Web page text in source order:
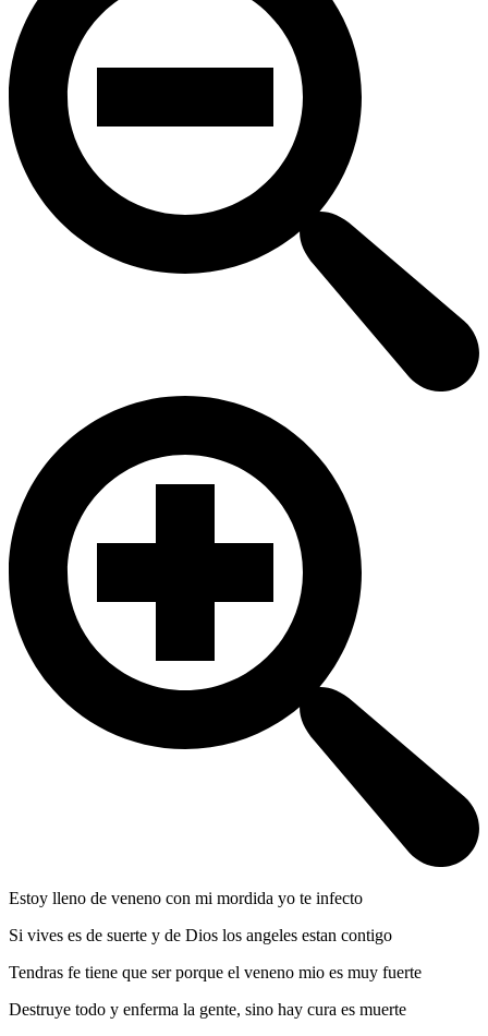
Estoy lleno de veneno con mi mordida yo te infecto
Si vives es de suerte y de Dios los angeles estan contigo
Tendras fe tiene que ser porque el veneno mio es muy fuerte
Destruye todo y enferma la gente, sino hay cura es muerte